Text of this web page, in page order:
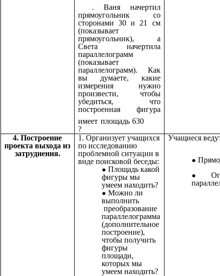
. Ваня начертил
прямоугольник со
сторонами 30 и 21 см
(показывает
прямоугольник), а
Света начертила
параллелограмм
(показывает
параллелограмм). Как
вы думаете, какие
измерения нужно
произвести, чтобы
убедиться, что
построенная фигура
имеет площадь 630
?
4. Построение
проекта выхода из
затруднения.
1. Организует учащихся
по исследованию
проблемной ситуации в
виде поисковой беседы:
Площадь какой
фигуры мы
умеем находить?
Можно ли
выполнить
преобразование
параллелограмма
(дополнительное
построение),
чтобы получить
фигуры
площади,
которых мы
умеем находить?
Учащиеся